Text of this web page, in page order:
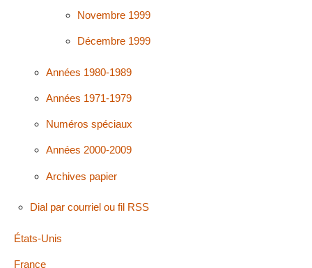
Novembre 1999
Décembre 1999
Années 1980-1989
Années 1971-1979
Numéros spéciaux
Années 2000-2009
Archives papier
Dial par courriel ou fil RSS
États-Unis
France